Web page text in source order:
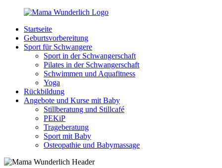
Zurück
Inhalt
MamaWunderlich.de
Mutti
sein
wunderbar!
Startseite
Geburtsvorbereitung
Sport für Schwangere
Sport in der Schwangerschaft
Pilates in der Schwangerschaft
Schwimmen und Aquafitness
Yoga
Rückbildung
Angebote und Kurse mit Baby
Stillberatung und Stillcafé
PEKiP
Trageberatung
Sport mit Baby
Osteopathie und Babymassage